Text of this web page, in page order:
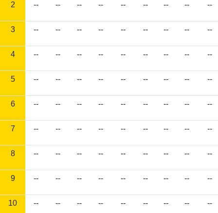
2 -- -- -- -- -- -- -- -- --
3 -- -- -- -- -- -- -- -- --
4 -- -- -- -- -- -- -- -- --
5 -- -- -- -- -- -- -- -- --
6 -- -- -- -- -- -- -- -- --
7 -- -- -- -- -- -- -- -- --
8 -- -- -- -- -- -- -- -- --
9 -- -- -- -- -- -- -- -- --
10 -- -- -- -- -- -- -- -- --